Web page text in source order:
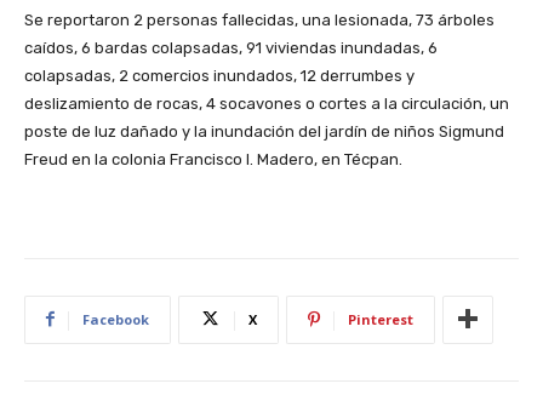
Se reportaron 2 personas fallecidas, una lesionada, 73 árboles
caídos, 6 bardas colapsadas, 91 viviendas inundadas, 6
colapsadas, 2 comercios inundados, 12 derrumbes y
deslizamiento de rocas, 4 socavones o cortes a la circulación, un
poste de luz dañado y la inundación del jardín de niños Sigmund
Freud en la colonia Francisco I. Madero, en Técpan.
Facebook X Pinterest